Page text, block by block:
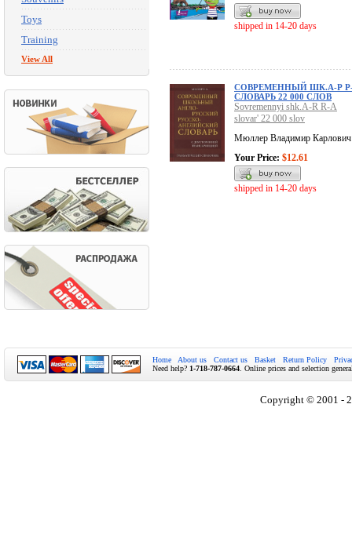
Toys
Training
View All
shipped in 14-20 days
СОВРЕМЕННЫЙ ШК.А-Р
СЛОВАРЬ 22 000 СЛОВ
Sovremennyi shk.A-R R-A
slovar' 22 000 slov
Мюллер Владимир Карлович
Your Price: $12.61
shipped in 14-20 days
Home About us Contact us Basket Return Policy
Need help? 1-718-787-0664 . Online prices and selection
Copyright © 2001 -